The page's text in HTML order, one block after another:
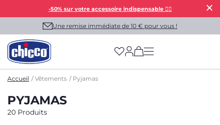
-50% sur votre accessoire indispensable 👯‍♀️
Une remise immédiate de 10 € pour vous !
(has more options
Accueil Vêtements Pyjamas
PYJAMAS
20 Produits